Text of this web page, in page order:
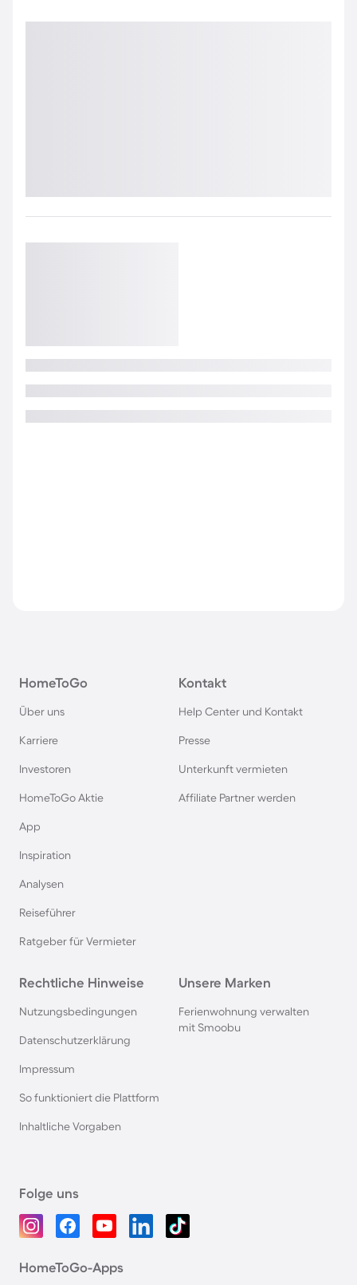
HomeToGo
Über uns
Karriere
Investoren
HomeToGo Aktie
App
Inspiration
Analysen
Reiseführer
Ratgeber für Vermieter
Kontakt
Help Center und Kontakt
Presse
Unterkunft vermieten
Affiliate Partner werden
Rechtliche Hinweise
Nutzungsbedingungen
Datenschutzerklärung
Impressum
So funktioniert die Plattform
Inhaltliche Vorgaben
Unsere Marken
Ferienwohnung verwalten
mit Smoobu
Folge uns
HomeToGo-Apps